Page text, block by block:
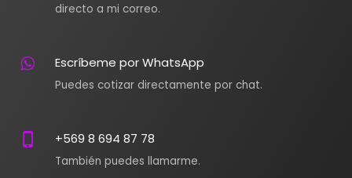
directo a mi correo.
Escríbeme por WhatsApp
Puedes cotizar directamente por chat.
+569 8 694 87 78
También puedes llamarme.